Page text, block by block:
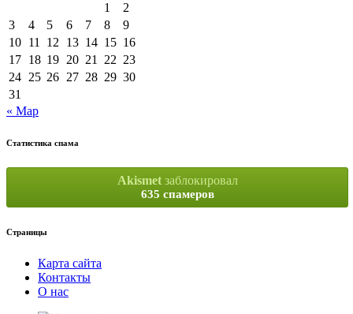
1
2
3
4 5 6 7 8
9
10 11 12 13 14 15 16
17 18 19 20 21 22 23
24 25 26 27 28 29 30
31
« Мар
Статистика спама
Akismetзаблокировал
635 спамеров
Страницы
Карта сайта
Контакты
О нас